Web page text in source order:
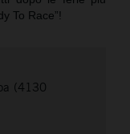
To Race”!
(4130